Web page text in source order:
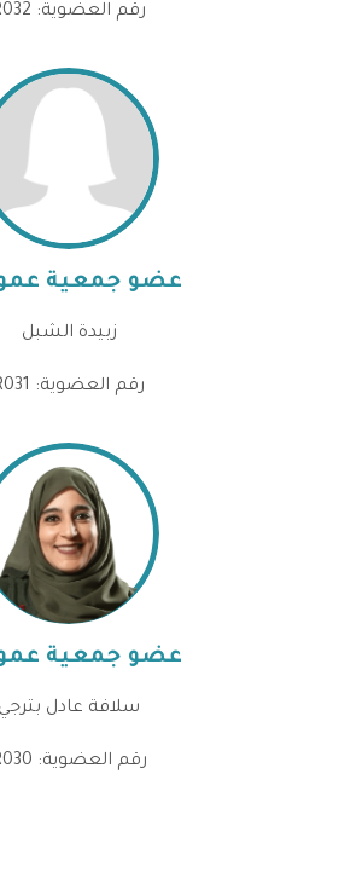
رقم العضوية: R032
عضو جمعية
زبيدة الشبل
رقم العضوية: R031
عضو جمعية
سلافة عادل بترجي
رقم العضوية: R030